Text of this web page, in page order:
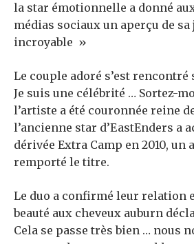
la star émotionnelle a donné
médias sociaux un aperçu de sa
incroyable »
Le couple adoré s’est rencontré
Je suis une célébrité … Sortez-
l’artiste a été couronnée reine
l’ancienne star d’EastEnders a
dérivée Extra Camp en 2010, un
remporté le titre.
Le duo a confirmé leur relation
beauté aux cheveux auburn
Cela se passe très bien … nous